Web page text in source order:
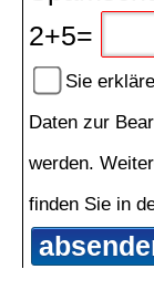
2+5=
Sie
Daten zur
werden.
finden Sie in